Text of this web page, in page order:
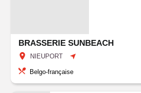
BRASSERIE SUNBEACH
NIEUPORT
Belgo-française